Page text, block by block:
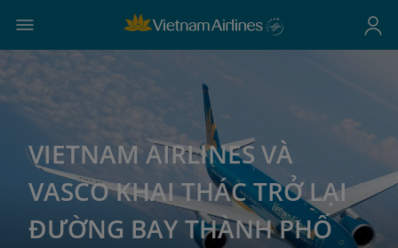
VIETNAM AIRLINES VÀ
VASCO KHAI THÁC TRỞ LẠI
ĐƯỜNG BAY THÀNH PHỐ